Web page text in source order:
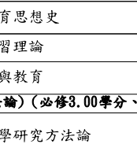
育思想史
習理論
與教育
究方法論)
學研究方